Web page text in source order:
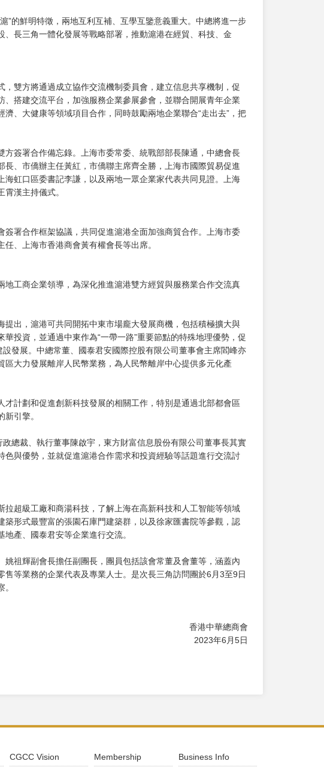
”的鮮明特徵，兩地互利互補、互學互鑒意義重大。中總將進一步
長三角一體化發展等戰略部署，推動滬港在經貿、科技、金
，雙方將通過成立協作交流機制委員會，建立信息共享機制，促
搭建交流平台，加強服務企業參展參會，並聯合開展青年企業
、大健康等領域項目合作，同時鼓勵兩地企業聯合“走出去”，把
簽署合作備忘錄。上海市委常委、統戰部部長陳通，中總會長
、市僑辦主任黃紅，市僑聯主席齊全勝，上海市國際貿易促進
虹口區委書記李謙，以及兩地一眾企業家代表共同見證。上海
漢主持儀式。
署合作框架協議，共同促進滬港全面加強商貿合作。上海市委
、上海市香港商會黃有權會長等出席。
工商企業領導，為深化推進滬港雙方經貿與服務業合作交流真
出，滬港可共同開拓中東市場龐大發展商機，包括積極擴大與
投資，並通過中東作為“一帶一路”重要節點的特殊地理優勢，促
發展。中總常董、國泰君安國際控股有限公司董事會主席閻峰亦
大力發展離岸人民幣業務，為人民幣離岸中心提供多元化產
計劃和促進創新科技發展的相關工作，特別是通過北部都會區
引擎。
總裁、執行董事陳啟宇，東方財富信息股份有限公司董事長其實
與優勢，並就促進滬港合作需求和投資經驗等話題進行交流討
超級工廠和商湯科技，了解上海在高新科技和人工智能等領域
形式最豐富的張園石庫門建築群，以及徐家匯書院等參觀，認
產、國泰君安等企業進行交流。
祖輝副會長擔任副團長，團員包括該會常董及會董等，涵蓋內
等業務的企業代表及專業人士。是次長三角訪問團於6月3至9日
香港中華總商會
2023年6月5日
CGCC Vision Membership Business Info